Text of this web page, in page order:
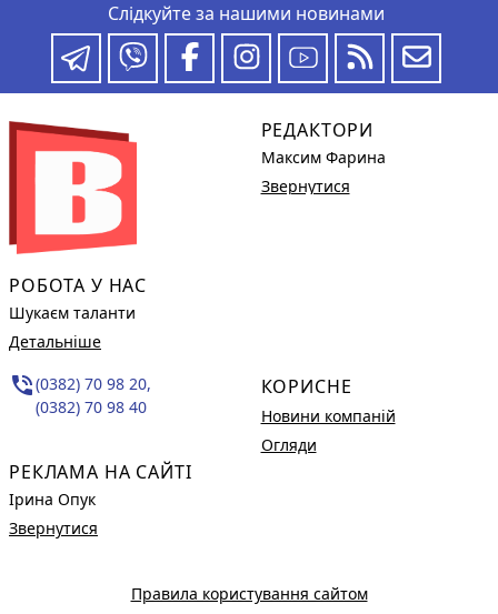
Слідкуйте за нашими новинами
РОБОТА У НАС
Шукаєм таланти
Детальніше
phone_in_talk(0382) 70 98 20,
(0382) 70 98 40
РЕКЛАМА НА САЙТІ
Ірина Опук
Звернутися
РЕДАКТОРИ
Максим Фарина
Звернутися
КОРИСНЕ
Новини компаній
Огляди
Правила користування сайтом